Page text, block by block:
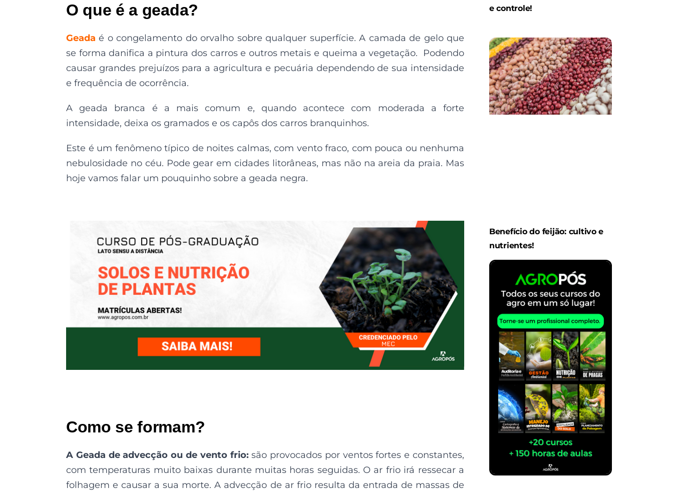
O que é a geada?
Geada é o congelamento do orvalho sobre qualquer superfície. A camada de gelo que
se forma danifica a pintura dos carros e outros metais e queima a vegetação. Podendo
causar grandes prejuízos para a agricultura e pecuária dependendo de sua intensidade
e frequência de ocorrência.
A geada branca é a mais comum e, quando acontece com moderada a forte
intensidade, deixa os gramados e os capôs dos carros branquinhos.
Este é um fenômeno típico de noites calmas, com vento fraco, com pouca ou nenhuma
nebulosidade no céu. Pode gear em cidades litorâneas, mas não na areia da praia. Mas
hoje vamos falar um pouquinho sobre a geada negra.
Como se formam?
A Geada de advecção ou de vento frio: são provocados por ventos fortes e constantes,
com temperaturas muito baixas durante muitas horas seguidas. O ar frio irá ressecar a
folhagem e causar a sua morte. A advecção de ar frio resulta da entrada de massas de
e controle!
Benefício do feijão: cultivo e
nutrientes!